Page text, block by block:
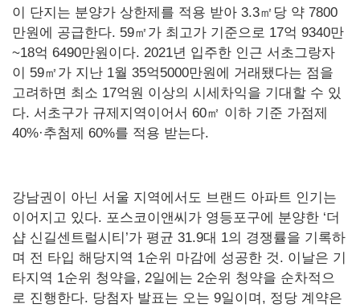
이 단지는 분양가 상한제를 적용 받아 3.3㎡당 약 7800
만원에 공급한다. 59㎡가 최고가 기준으로 17억 9340만
~18억 6490만원이다. 2021년 입주한 인근 서초그랑자
이 59㎡가 지난 1월 35억5000만원에 거래됐다는 점을
고려하면 최소 17억원 이상의 시세차익을 기대할 수 있
다. 서초구가 규제지역이어서 60㎡ 이하 기준 가점제
40%·추첨제 60%를 적용 받는다.
강남권이 아닌 서울 지역에서도 브랜드 아파트 인기는
이어지고 있다. 포스코이앤씨가 영등포구에 분양한 ‘더
샵 신길센트럴시티’가 평균 31.9대 1의 경쟁률을 기록하
며 전 타입 해당지역 1순위 마감에 성공한 것. 이날은 기
타지역 1순위 청약을, 2일에는 2순위 청약을 순차적으
로 진행한다. 당첨자 발표는 오는 9일이며, 정당 계약은